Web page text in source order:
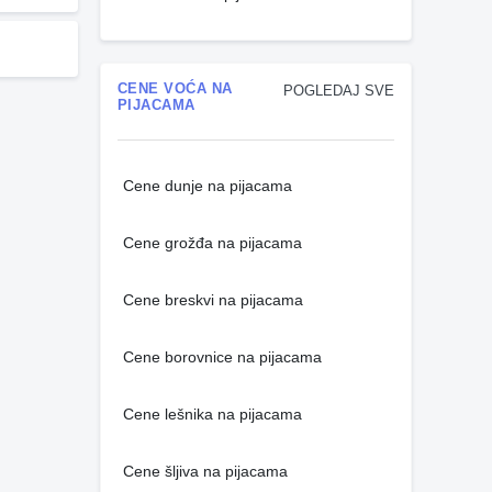
POGLEDAJ SVE
CENE VOĆA NA
PIJACAMA
Cene dunje na pijacama
Cene grožđa na pijacama
Cene breskvi na pijacama
Cene borovnice na pijacama
Cene lešnika na pijacama
Cene šljiva na pijacama